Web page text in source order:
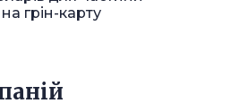
грін-карту